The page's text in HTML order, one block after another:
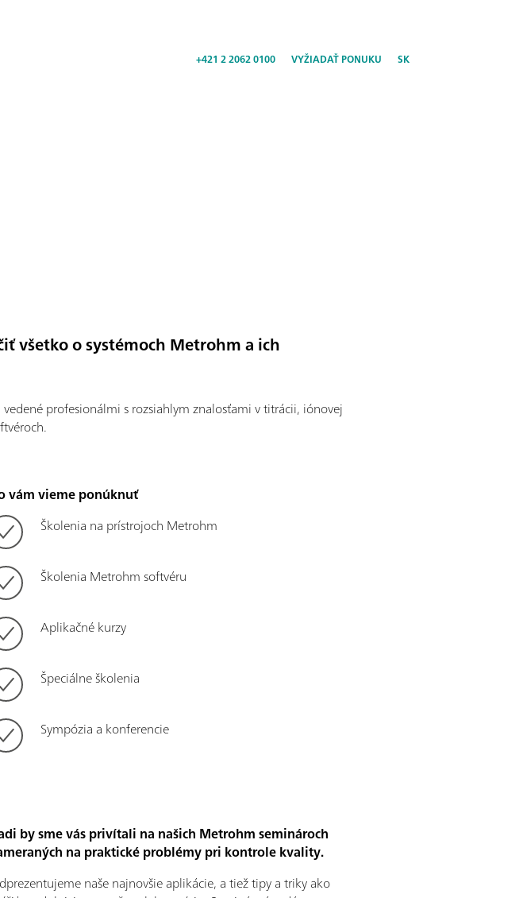
+421 2 2062 0100 VYŽIADAŤ PONUKU SK
všetko o systémoch Metrohm a ich
profesionálmi s rozsiahlym znalosťami v titrácii, iónovej
vám vieme ponúknuť
Školenia na prístrojoch Metrohm
Školenia Metrohm softvéru
Aplikačné kurzy
Špeciálne školenia
Sympózia a konferencie
by sme vás privítali na našich Metrohm seminároch
na praktické problémy pri kontrole kvality.
naše najnovšie aplikácie, a tiež tipy a triky ako